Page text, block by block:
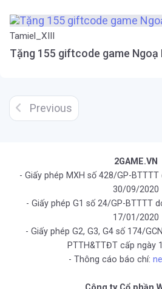
Tamiel_XIII
Tặng 155 giftcode game Ngoạ
Previous
2GAME.VN
- Giấy phép MXH số 428/GP-
30/09/2020
- Giấy phép G1 số 24/GP-BTTTT
17/01/2020
- Giấy phép G2, G3, G4 số 174/
PTTH&TTĐT cấp ngày
- Thông cáo báo chí: